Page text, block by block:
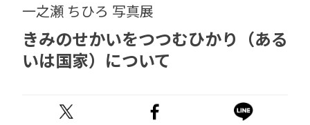
一之瀬 ちひろ 写真展
きみのせかいをつつむひかり（ある
いは国家）について